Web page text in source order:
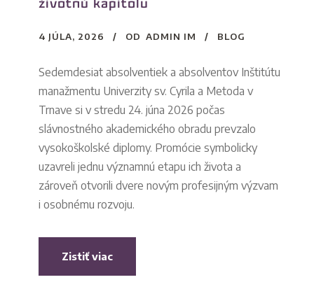
životnú kapitolu
4 JÚLA, 2026 OD ADMIN IM BLOG
Sedemdesiat absolventiek a absolventov Inštitútu
manažmentu Univerzity sv. Cyrila a Metoda v
Trnave si v stredu 24. júna 2026 počas
slávnostného akademického obradu prevzalo
vysokoškolské diplomy. Promócie symbolicky
uzavreli jednu významnú etapu ich života a
zároveň otvorili dvere novým profesijným výzvam
i osobnému rozvoju.
Zistiť viac